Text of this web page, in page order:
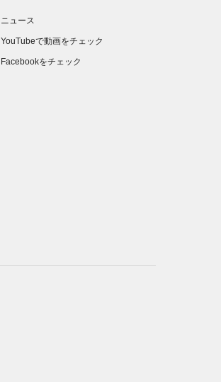
ニュース
YouTubeで動画をチェック
Facebookをチェック